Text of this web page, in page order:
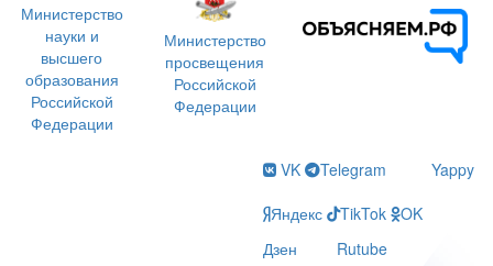
Министерство
науки и
высшего
образования
Российской
Федерации
Министерство
просвещения
Российской
Федерации
VK Telegram
Yappy
Яндекс
TikTok
OK
Дзен
Rutube